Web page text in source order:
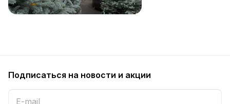
Подписаться на новости и акции